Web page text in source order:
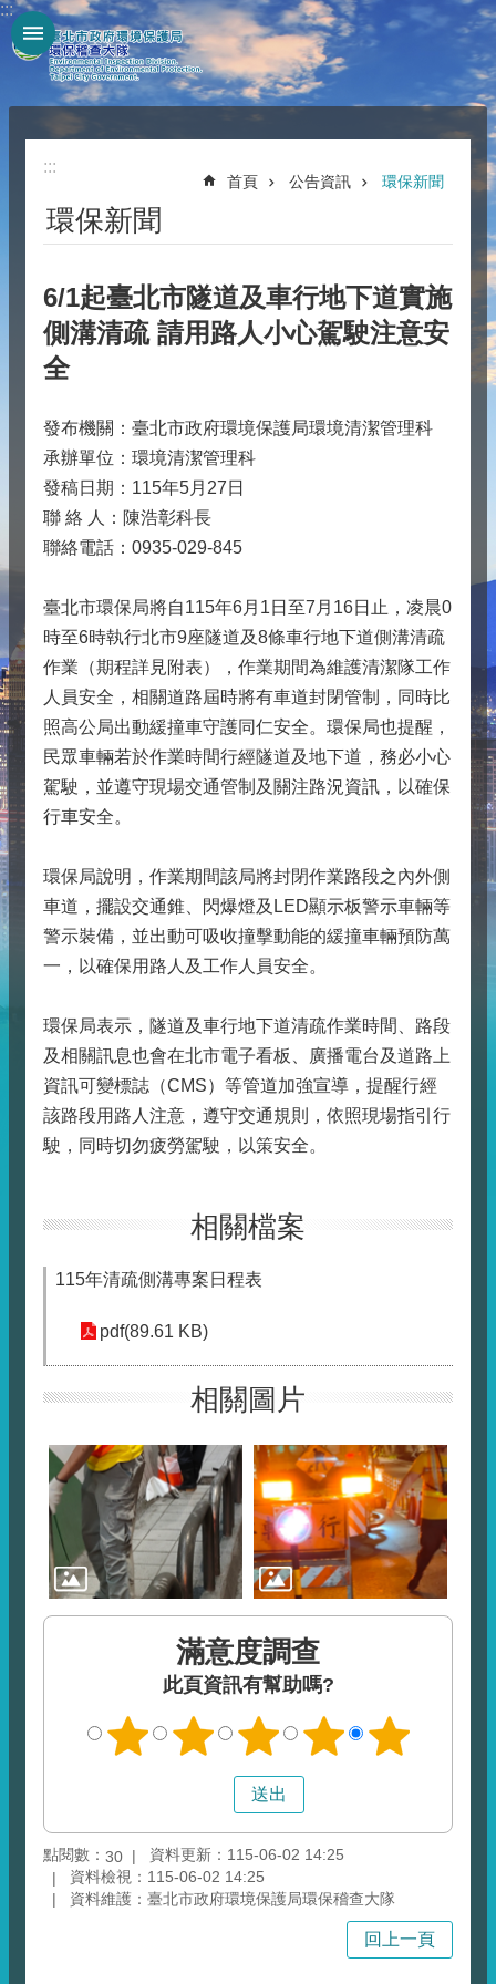
跳到主要內容區塊
:::
:::
首頁 公告資訊 環保新聞
環保新聞
6/1起臺北市隧道及車行地下道實施
側溝清疏 請用路人小心駕駛注意安
全
發布機關：臺北市政府環境保護局環境清潔管理科
承辦單位：環境清潔管理科
發稿日期：115年5月27日
聯 絡 人：陳浩彰科長
聯絡電話：0935-029-845
臺北市環保局將自115年6月1日至7月16日止，凌晨0
時至6時執行北市9座隧道及8條車行地下道側溝清疏
作業（期程詳見附表），作業期間為維護清潔隊工作
人員安全，相關道路屆時將有車道封閉管制，同時比
照高公局出動緩撞車守護同仁安全。環保局也提醒，
民眾車輛若於作業時間行經隧道及地下道，務必小心
駕駛，並遵守現場交通管制及關注路況資訊，以確保
行車安全。
環保局說明，作業期間該局將封閉作業路段之內外側
車道，擺設交通錐、閃爆燈及LED顯示板警示車輛等
警示裝備，並出動可吸收撞擊動能的緩撞車輛預防萬
一，以確保用路人及工作人員安全。
環保局表示，隧道及車行地下道清疏作業時間、路段
及相關訊息也會在北市電子看板、廣播電台及道路上
資訊可變標誌（CMS）等管道加強宣導，提醒行經
該路段用路人注意，遵守交通規則，依照現場指引行
駛，同時切勿疲勞駕駛，以策安全。
相關檔案
115年清疏側溝專案日程表
pdf(89.61 KB)
相關圖片
滿意度調查
此頁資訊有幫助嗎?
點閱數： 30
資料更新：115-06-02 14:25
資料檢視：115-06-02 14:25
資料維護：臺北市政府環境保護局環保稽查大隊
回上一頁